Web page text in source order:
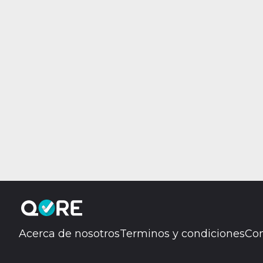
Acerca de nosotrosTerminos y condiciones